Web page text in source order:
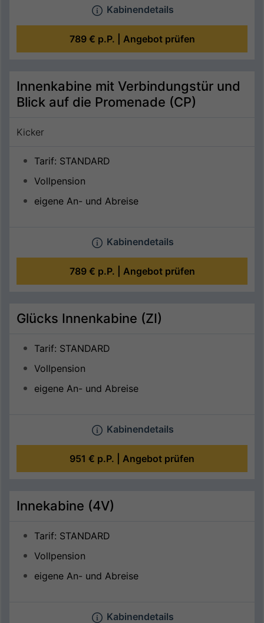
Kabinendetails
789 € p.P. | Angebot prüfen
Innenkabine mit Verbindungstür und
Blick auf die Promenade (CP)
Kicker
Tarif: STANDARD
Vollpension
eigene An- und Abreise
Kabinendetails
789 € p.P. | Angebot prüfen
Glücks Innenkabine (ZI)
Tarif: STANDARD
Vollpension
eigene An- und Abreise
Kabinendetails
951 € p.P. | Angebot prüfen
Innekabine (4V)
Tarif: STANDARD
Vollpension
eigene An- und Abreise
Kabinendetails